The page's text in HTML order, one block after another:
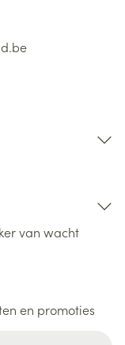
van wacht
en promoties